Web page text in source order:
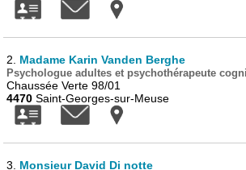
2. Madame Karin Vanden Berghe
Psychologue adultes et psychothérapeute
Chaussée Verte 98/01
4470 Saint-Georges-sur-Meuse
3. Monsieur David Di notte